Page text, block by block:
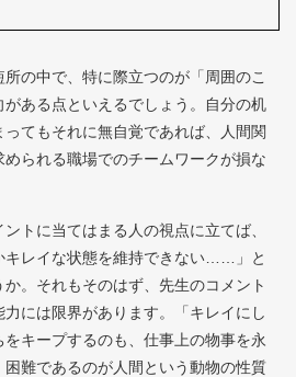
の中で、特に際立つのが「周囲のこ
ある点といえるでしょう。自分の机
てもそれに無自覚であれば、人間関
られる職場でのチームワークが損な
トに当てはまる人の視点に立てば、
キレイな状態を維持できない……」と
。それもそのはず、先生のコメント
には限界があります。「キレイにし
キープするのも、仕事上の物事を永
難であるのが人間という動物の性質